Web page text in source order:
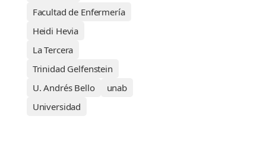
Facultad de Enfermería
Heidi Hevia
La Tercera
Trinidad Gelfenstein
U. Andrés Bello
unab
Universidad